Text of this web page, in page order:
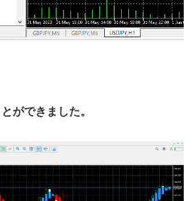
ができました。